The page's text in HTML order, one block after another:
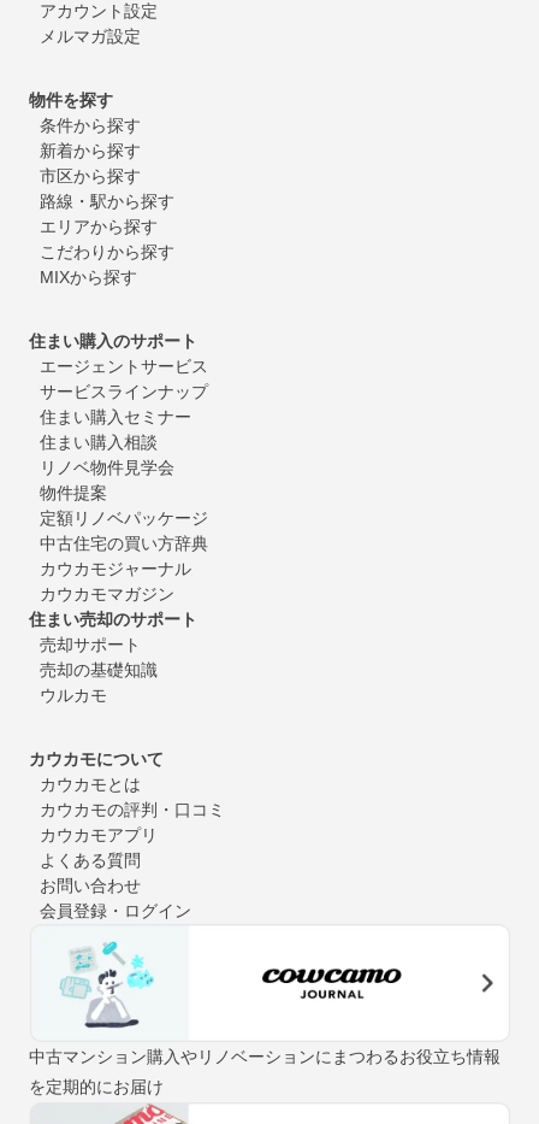
アカウント設定
メルマガ設定
物件を探す
条件から探す
新着から探す
市区から探す
路線・駅から探す
エリアから探す
こだわりから探す
MIXから探す
住まい購入のサポート
エージェントサービス
サービスラインナップ
住まい購入セミナー
住まい購入相談
リノベ物件見学会
物件提案
定額リノベパッケージ
中古住宅の買い方辞典
カウカモジャーナル
カウカモマガジン
住まい売却のサポート
売却サポート
売却の基礎知識
ウルカモ
カウカモについて
カウカモとは
カウカモの評判・口コミ
カウカモアプリ
よくある質問
お問い合わせ
会員登録・ログイン
中古マンション購入やリノベーションにまつわるお役立ち情報
を定期的にお届け